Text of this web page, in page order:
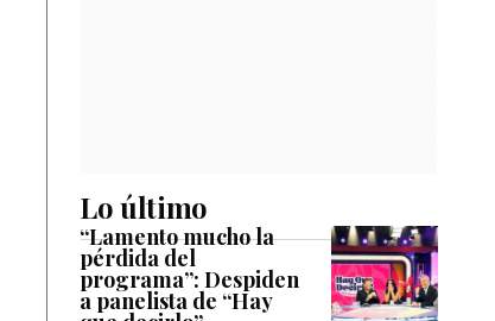
Lo último
“Lamento mucho la
pérdida del
programa”: Despiden
a panelista de “Hay